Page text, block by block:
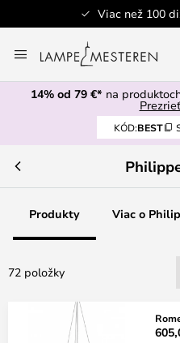
to
Content
14% od 79 €* na
KÓD:BEST
Produkty Viac o
72 položky